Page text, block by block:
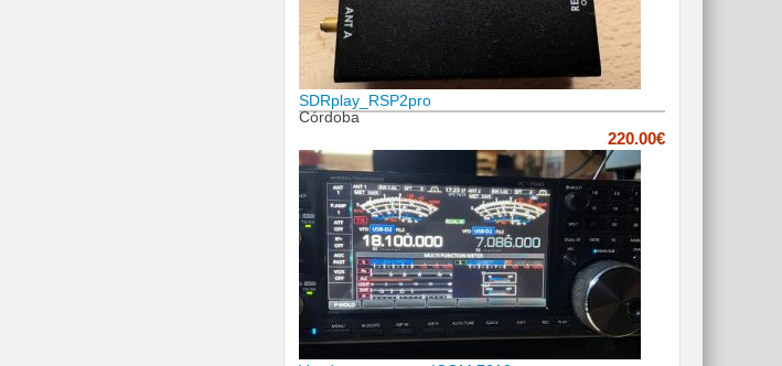
SDRplay_RSP2pro
Córdoba
220.00€